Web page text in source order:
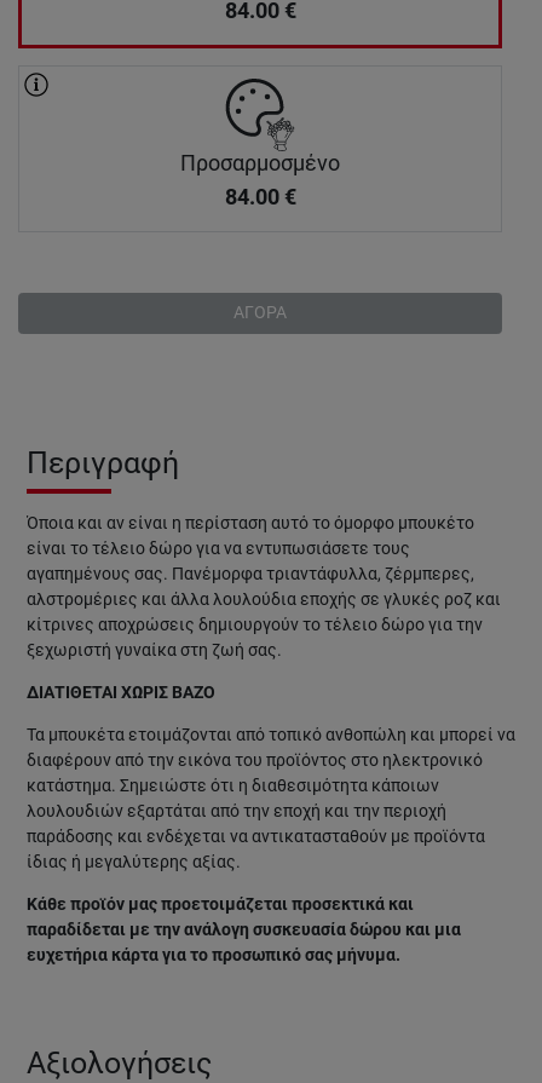
84.00 €
Προσαρμοσμένο
84.00 €
ΑΓΟΡΑ
Περιγραφή
Όποια και αν είναι η περίσταση αυτό το όμορφο μπουκέτο
είναι το τέλειο δώρο για να εντυπωσιάσετε τους
αγαπημένους σας. Πανέμορφα τριαντάφυλλα, ζέρμπερες,
αλστρομέριες και άλλα λουλούδια εποχής σε γλυκές ροζ και
κίτρινες αποχρώσεις δημιουργούν το τέλειο δώρο για την
ξεχωριστή γυναίκα στη ζωή σας.
ΔΙΑΤΙΘΕΤΑΙ ΧΩΡΙΣ ΒΑΖΟ
Τα μπουκέτα ετοιμάζονται από τοπικό ανθοπώλη και μπορεί να
διαφέρουν από την εικόνα του προϊόντος στο ηλεκτρονικό
κατάστημα. Σημειώστε ότι η διαθεσιμότητα κάποιων
λουλουδιών εξαρτάται από την εποχή και την περιοχή
παράδοσης και ενδέχεται να αντικατασταθούν με προϊόντα
ίδιας ή μεγαλύτερης αξίας.
Κάθε προϊόν μας προετοιμάζεται προσεκτικά και
παραδίδεται με την ανάλογη συσκευασία δώρου και μια
ευχετήρια κάρτα για το προσωπικό σας μήνυμα.
Αξιολογήσεις